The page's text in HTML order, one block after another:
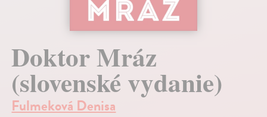
Doktor Mráz
(slovenské vydanie)
Fulmeková Denisa